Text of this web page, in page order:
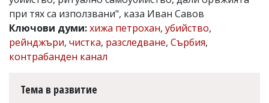
Коментарите
под
статиите
се
въвеждат
при тях са използвани", каза Иван Савов
Ключови думи:хижа петрохан, убийство,
рейнджъри, чистка, разследване, Сърбия,
контрабанден канал
Тема в развитие